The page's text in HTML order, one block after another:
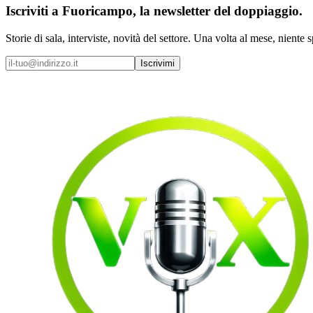
Iscriviti a Fuoricampo, la newsletter del doppiaggio.
Storie di sala, interviste, novità del settore. Una volta al mese, niente
Iscrivimi